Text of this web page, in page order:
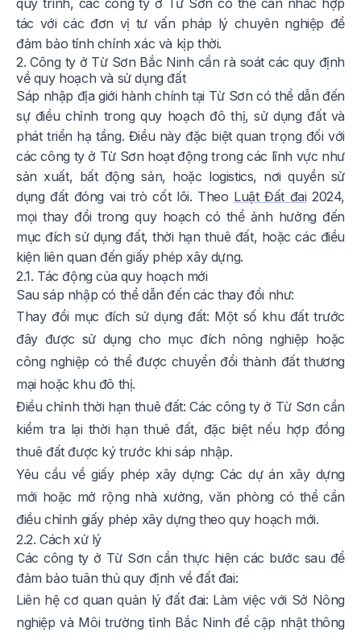
quy trình, các công ty ở Từ Sơn có thể cân nhắc hợp
tác với các đơn vị tư vấn pháp lý chuyên nghiệp để
đảm bảo tính chính xác và kịp thời.
2. Công ty ở Từ Sơn Bắc Ninh cần rà soát các quy định
về quy hoạch và sử dụng đất
Sáp nhập địa giới hành chính tại Từ Sơn có thể dẫn đến
sự điều chỉnh trong quy hoạch đô thị, sử dụng đất và
phát triển hạ tầng. Điều này đặc biệt quan trọng đối với
các công ty ở Từ Sơn hoạt động trong các lĩnh vực như
sản xuất, bất động sản, hoặc logistics, nơi quyền sử
dụng đất đóng vai trò cốt lõi. Theo Luật Đất đai 2024,
mọi thay đổi trong quy hoạch có thể ảnh hưởng đến
mục đích sử dụng đất, thời hạn thuê đất, hoặc các điều
kiện liên quan đến giấy phép xây dựng.
2.1. Tác động của quy hoạch mới
Sau sáp nhập có thể dẫn đến các thay đổi như:
Thay đổi mục đích sử dụng đất: Một số khu đất trước
đây được sử dụng cho mục đích nông nghiệp hoặc
công nghiệp có thể được chuyển đổi thành đất thương
mại hoặc khu đô thị.
Điều chỉnh thời hạn thuê đất: Các công ty ở Từ Sơn cần
kiểm tra lại thời hạn thuê đất, đặc biệt nếu hợp đồng
thuê đất được ký trước khi sáp nhập.
Yêu cầu về giấy phép xây dựng: Các dự án xây dựng
mới hoặc mở rộng nhà xưởng, văn phòng có thể cần
điều chỉnh giấy phép xây dựng theo quy hoạch mới.
2.2. Cách xử lý
Các công ty ở Từ Sơn cần thực hiện các bước sau để
đảm bảo tuân thủ quy định về đất đai:
Liên hệ cơ quan quản lý đất đai: Làm việc với Sở Nông
nghiệp và Môi trường tỉnh Bắc Ninh để cập nhật thông